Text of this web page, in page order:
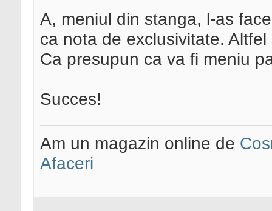
A, meniul din stanga, l-as
ca nota de exclusivitate.
Ca presupun ca va fi meniu
Succes!
Am un magazin online de
Afaceri